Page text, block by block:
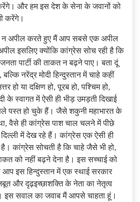
करेंगे। और हम इस देश के सेना के जवानों को
करेंगे।
न अपील करते हुए मैं आप सबसे एक अपील
इसलिए क्योंकि कांग्रेस सोच रही है कि
पार्टी की ताकत न बढ़ने पाए। बता दूं
नरेंद्र मोदी हिन्दुस्तान में चाहे कहीं
हो या दक्षिण हो, पूरब हो, पश्चिम हो,
के स्वागत में ऐसी ही भीड़ उमड़ती दिखाई
पस्त हो चुके हैं। जैसे शकुनी महाभारत के
वैसे ही कांग्रेस पाश चाल चलने में पीछे
में देख रहे हैं। कांग्रेस एक ऐसी ही
कांग्रेस सोचती है कि चाहे जैसे भी हो,
को नहीं बढ़ने देना है। इस सच्चाई को
इस हिन्दुस्तान में एक स्थाई सरकार
और दृढ़इच्छाशक्ति के नेता का नेतृत्व
इस सवाल का जवाब मैं आपसे चाहता हूं।